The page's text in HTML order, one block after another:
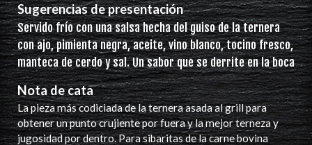
Sugerencias de presentación
Servido frío con una salsa hecha del guiso de la ternera
con ajo, pimienta negra, aceite, vino blanco, tocino fresco,
manteca de cerdo y sal. Un sabor que se derrite en la boca
Nota de cata
La pieza más codiciada de la ternera asada al grill para
obtener un punto crujiente por fuera y la mejor terneza y
jugosidad por dentro. Para sibaritas de la carne bovina